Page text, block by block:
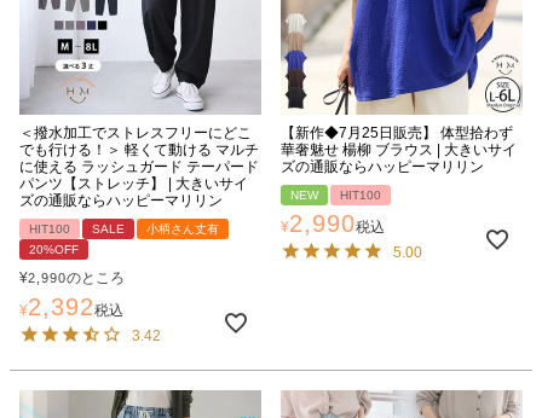
＜撥水加工でストレスフリーにどこ
でも行ける！＞ 軽くて動ける マルチ
に使える ラッシュガード テーパード
パンツ【ストレッチ】 | 大きいサイ
ズの通販ならハッピーマリリン
HIT100 SALE
小柄さん丈有
20%OFF
¥2,990のところ
¥2,392税込
3.42
【新作◆7月25日販売】 体型拾わず
華奢魅せ 楊柳 ブラウス | 大きいサイ
ズの通販ならハッピーマリリン
NEW HIT100
¥2,990税込
5.00